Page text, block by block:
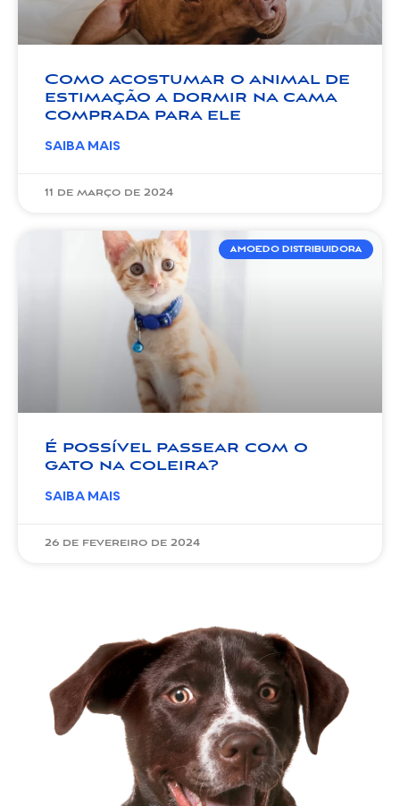
Como acostumar o animal de
estimação a dormir na cama
comprada para ele
SAIBA MAIS
11 de março de 2024
AMOEDO DISTRIBUIDORA
É possível passear com o
gato na coleira?
SAIBA MAIS
26 de fevereiro de 2024